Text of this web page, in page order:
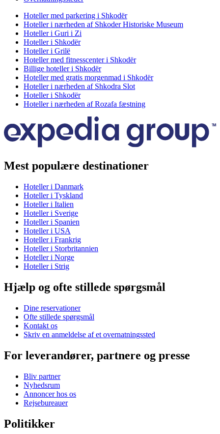
Hoteller med parkering i Shkodër
Hoteller i nærheden af Shkoder Historiske Museum
Hoteller i Guri i Zi
Hoteller i Shkodër
Hoteller i Grilë
Hoteller med fitnesscenter i Shkodër
Billige hoteller i Shkodër
Hoteller med gratis morgenmad i Shkodër
Hoteller i nærheden af Shkodra Slot
Hoteller i Shkodër
Hoteller i nærheden af Rozafa fæstning
Mest populære destinationer
Hoteller i Danmark
Hoteller i Tyskland
Hoteller i Italien
Hoteller i Sverige
Hoteller i Spanien
Hoteller i USA
Hoteller i Frankrig
Hoteller i Storbritannien
Hoteller i Norge
Hoteller i Strig
Hjælp og ofte stillede spørgsmål
Dine reservationer
Ofte stillede spørgsmål
Kontakt os
Skriv en anmeldelse af et overnatningssted
For leverandører, partnere og presse
Bliv partner
Nyhedsrum
Annoncer hos os
Rejsebureauer
Politikker